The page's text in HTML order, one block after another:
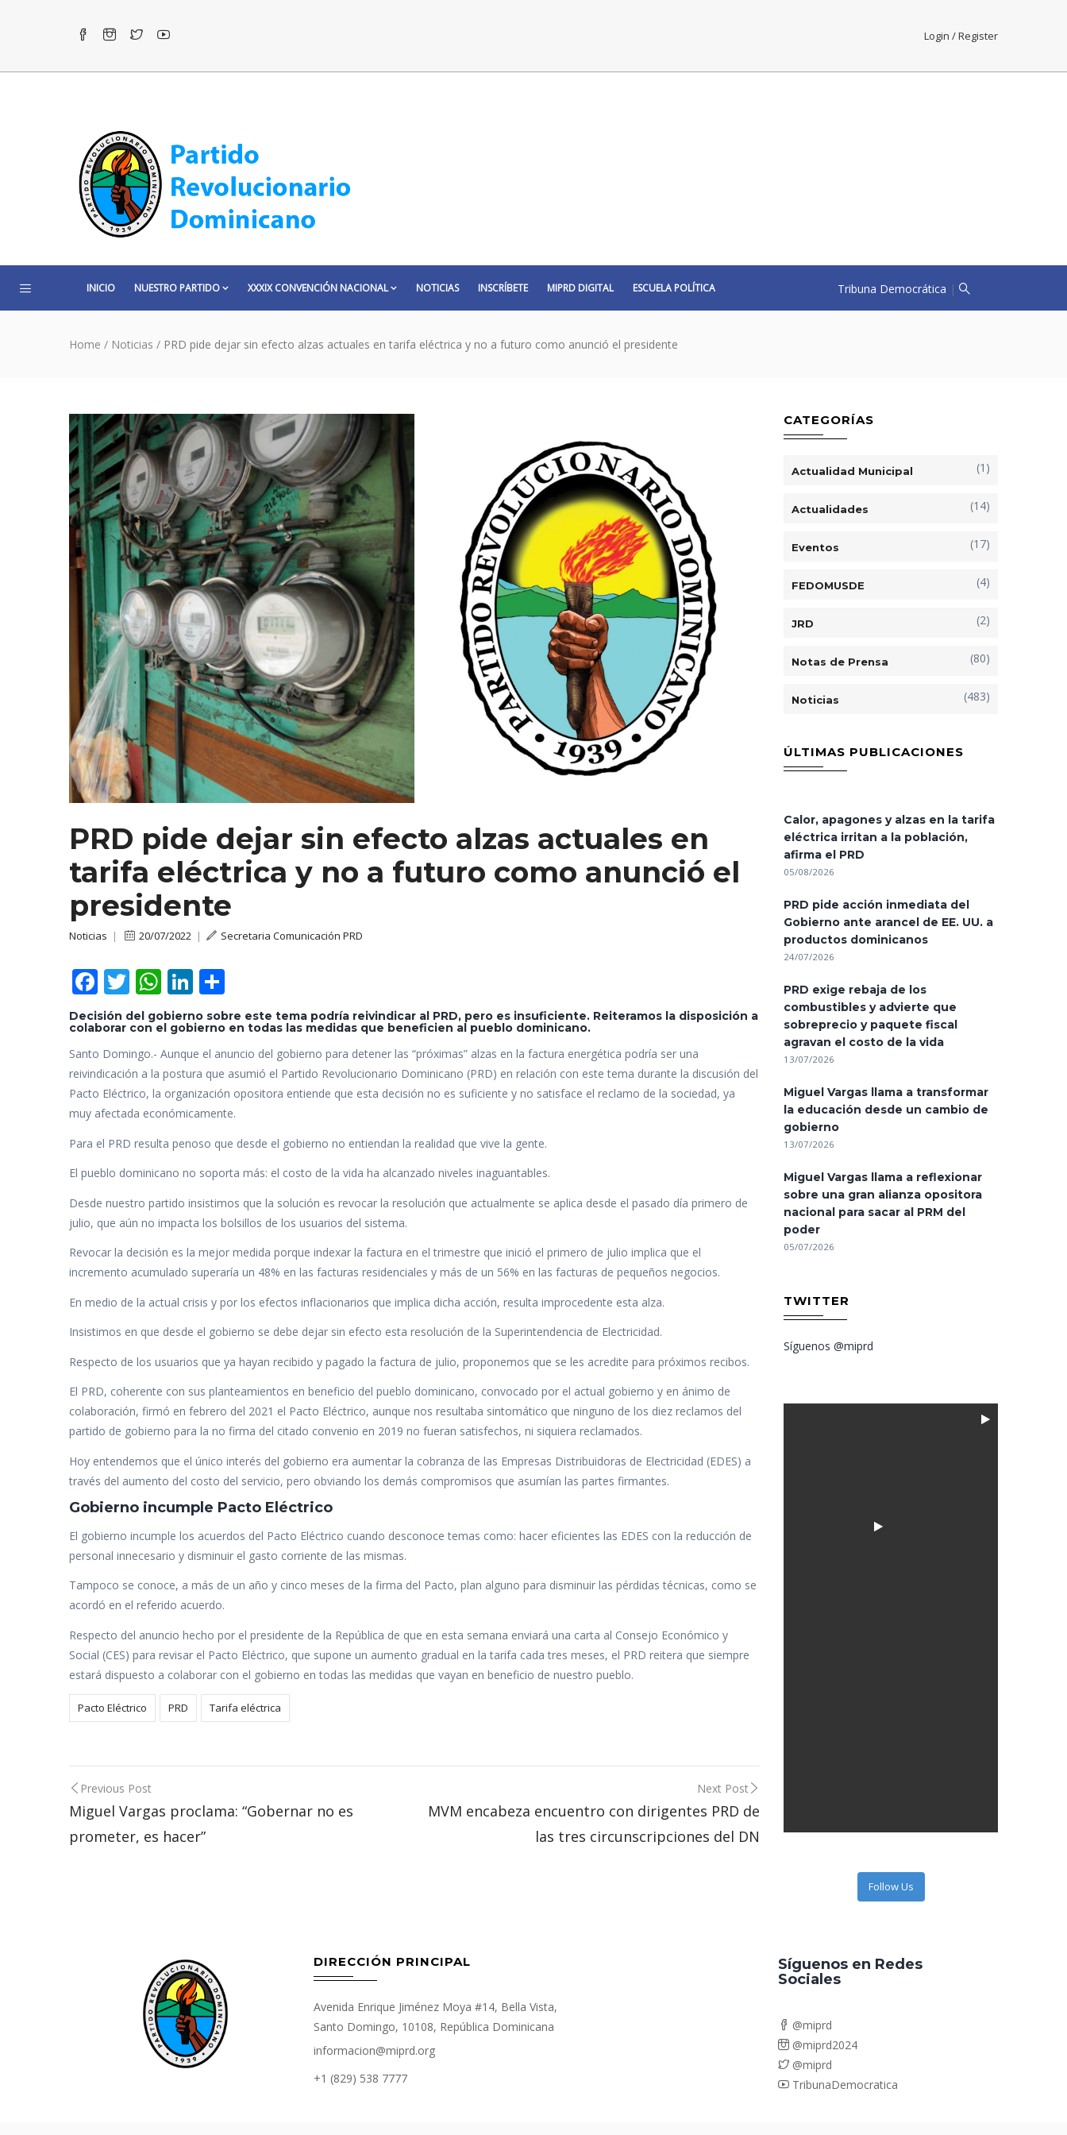
Login / Register
INICIO NUESTRO PARTIDO XXXIX CONVENCIÓN NACIONAL NOTICIAS INSCRÍBETE MIPRD DIGITAL ESCUELA POLÍTICA Tribuna Democrática |
Home / Noticias / PRD pide dejar sin efecto alzas actuales en tarifa eléctrica y no a futuro como anunció el presidente
PRD pide dejar sin efecto alzas actuales en
tarifa eléctrica y no a futuro como anunció el
presidente
Noticias | 20/07/2022 | Secretaria Comunicación PRD
F
ac
e
b
o
o
k
T
w
itt
er
W
h
at
s
A
p
p
Li
n
k
e
dI
n
o
m
p
ar
ti
r
Decisión del gobierno sobre este tema podría reivindicar al PRD, pero es insuficiente. Reiteramos la disposición a
colaborar con el gobierno en todas las medidas que beneficien al pueblo dominicano.
Santo Domingo.- Aunque el anuncio del gobierno para detener las “próximas” alzas en la factura energética podría ser una
reivindicación a la postura que asumió el Partido Revolucionario Dominicano (PRD) en relación con este tema durante la discusión del
Pacto Eléctrico, la organización opositora entiende que esta decisión no es suficiente y no satisface el reclamo de la sociedad, ya
muy afectada económicamente.
Para el PRD resulta penoso que desde el gobierno no entiendan la realidad que vive la gente.
El pueblo dominicano no soporta más: el costo de la vida ha alcanzado niveles inaguantables.
Desde nuestro partido insistimos que la solución es revocar la resolución que actualmente se aplica desde el pasado día primero de
julio, que aún no impacta los bolsillos de los usuarios del sistema.
Revocar la decisión es la mejor medida porque indexar la factura en el trimestre que inició el primero de julio implica que el
incremento acumulado superaría un 48% en las facturas residenciales y más de un 56% en las facturas de pequeños negocios.
En medio de la actual crisis y por los efectos inflacionarios que implica dicha acción, resulta improcedente esta alza.
Insistimos en que desde el gobierno se debe dejar sin efecto esta resolución de la Superintendencia de Electricidad.
Respecto de los usuarios que ya hayan recibido y pagado la factura de julio, proponemos que se les acredite para próximos recibos.
El PRD, coherente con sus planteamientos en beneficio del pueblo dominicano, convocado por el actual gobierno y en ánimo de
colaboración, firmó en febrero del 2021 el Pacto Eléctrico, aunque nos resultaba sintomático que ninguno de los diez reclamos del
partido de gobierno para la no firma del citado convenio en 2019 no fueran satisfechos, ni siquiera reclamados.
Hoy entendemos que el único interés del gobierno era aumentar la cobranza de las Empresas Distribuidoras de Electricidad (EDES) a
través del aumento del costo del servicio, pero obviando los demás compromisos que asumían las partes firmantes.
Gobierno incumple Pacto Eléctrico
El gobierno incumple los acuerdos del Pacto Eléctrico cuando desconoce temas como: hacer eficientes las EDES con la reducción de
personal innecesario y disminuir el gasto corriente de las mismas.
Tampoco se conoce, a más de un año y cinco meses de la firma del Pacto, plan alguno para disminuir las pérdidas técnicas, como se
acordó en el referido acuerdo.
Respecto del anuncio hecho por el presidente de la República de que en esta semana enviará una carta al Consejo Económico y
Social (CES) para revisar el Pacto Eléctrico, que supone un aumento gradual en la tarifa cada tres meses, el PRD reitera que siempre
estará dispuesto a colaborar con el gobierno en todas las medidas que vayan en beneficio de nuestro pueblo.
Pacto Eléctrico PRD Tarifa eléctrica
Post
navigation
Previous Post
Miguel Vargas proclama: “Gobernar no es
prometer, es hacer”
Next Post
MVM encabeza encuentro con dirigentes PRD de
las tres circunscripciones del DN
CATEGORÍAS
Actualidad Municipal (1)
Actualidades (14)
Eventos (17)
FEDOMUSDE (4)
JRD (2)
Notas de Prensa (80)
Noticias (483)
ÚLTIMAS PUBLICACIONES
Calor, apagones y alzas en la tarifa
eléctrica irritan a la población,
afirma el PRD
05/08/2026
PRD pide acción inmediata del
Gobierno ante arancel de EE. UU. a
productos dominicanos
24/07/2026
PRD exige rebaja de los
combustibles y advierte que
sobreprecio y paquete fiscal
agravan el costo de la vida
13/07/2026
Miguel Vargas llama a transformar
la educación desde un cambio de
gobierno
13/07/2026
Miguel Vargas llama a reflexionar
sobre una gran alianza opositora
nacional para sacar al PRM del
poder
05/07/2026
TWITTER
Síguenos @miprd
Follow Us
DIRECCIÓN PRINCIPAL
Avenida Enrique Jiménez Moya #14, Bella Vista,
Santo Domingo, 10108, República Dominicana
informacion@miprd.org
+1 (829) 538 7777
Síguenos en Redes
Sociales
@miprd
@miprd2024
@miprd
TribunaDemocratica